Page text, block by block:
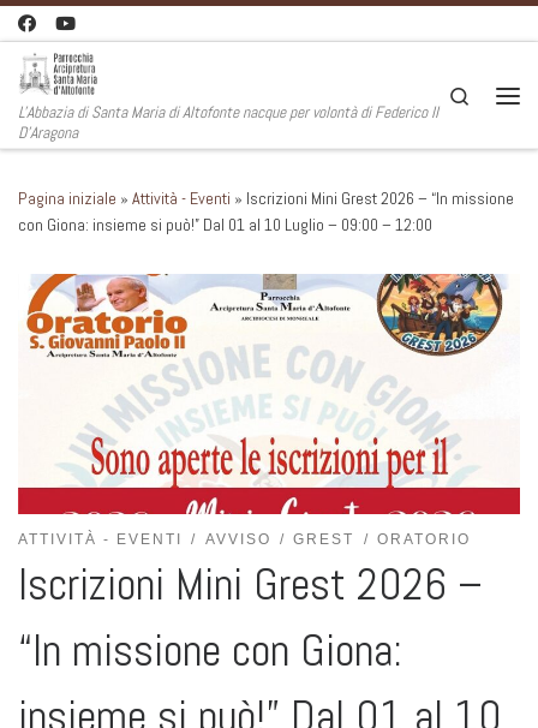
Passa al contenuto
L'Abbazia di Santa Maria di Altofonte nacque per volontà di Federico II
D'Aragona
Search
Pagina iniziale » Attività - Eventi » Iscrizioni Mini Grest 2026 – “In missione
con Giona: insieme si può!” Dal 01 al 10 Luglio – 09:00 – 12:00
ATTIVITÀ - EVENTI AVVISO GREST ORATORIO
Iscrizioni Mini Grest 2026 –
“In missione con Giona: